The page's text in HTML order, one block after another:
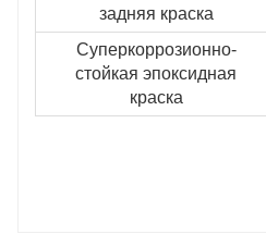
задняя краска
Суперкоррозионно-
стойкая эпоксидная
краска